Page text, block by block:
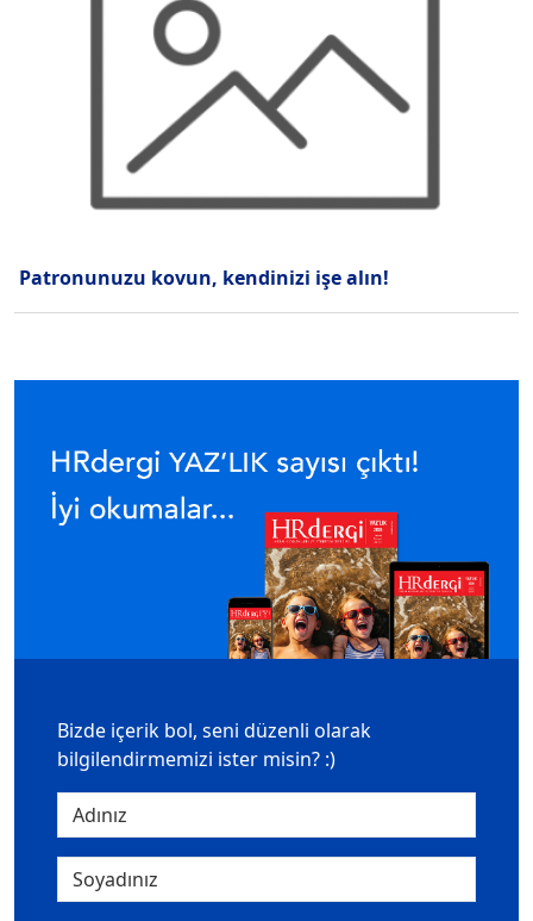
Patronunuzu kovun, kendinizi işe alın!
Bizde içerik bol, seni düzenli olarak
bilgilendirmemizi ister misin? :)